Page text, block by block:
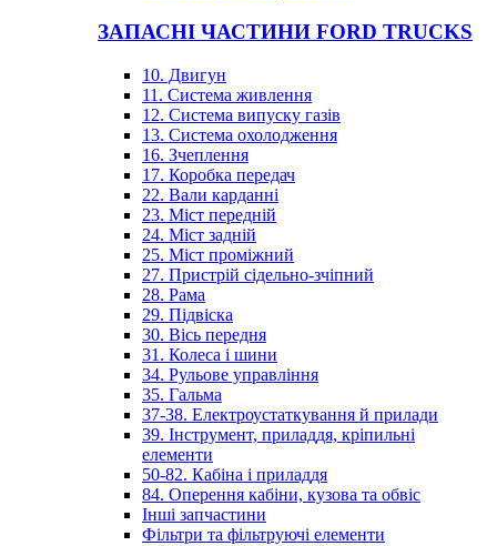
ЗАПАСНІ ЧАСТИНИ FORD TRUCKS
10. Двигун
11. Система живлення
12. Система випуску газів
13. Система охолодження
16. Зчеплення
17. Коробка передач
22. Вали карданні
23. Міст передній
24. Міст задній
25. Міст проміжний
27. Пристрій сідельно-зчіпний
28. Рама
29. Підвіска
30. Вісь передня
31. Колеса і шини
34. Рульове управління
35. Гальма
37-38. Електроустаткування й прилади
39. Інструмент, приладдя, кріпильні
елементи
50-82. Кабіна і приладдя
84. Оперення кабіни, кузова та обвіс
Інші запчастини
Фільтри та фільтруючі елементи